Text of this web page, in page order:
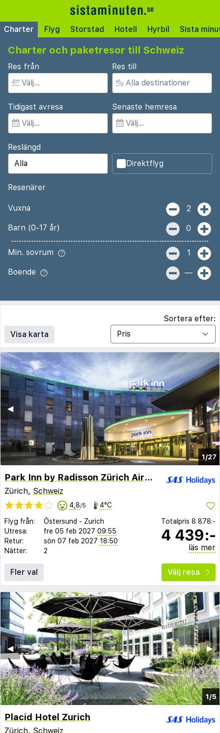
Charter Flyg Storstad Hotell Hyrbil Sista
Charter och paketresor till Schweiz
Res från Res till
Tidigast avresa Senaste hemresa
Reslängd
Direktflyg
Resenärer
Vuxna 2
Barn (0-17 år) 0
Min. sovrum 1
Boende —
Visa karta
Sortera efter:
1/27
▶︎
◀︎
Park Inn by Radisson Zürich Airport Hotel
Zürich, Schweiz
4,8/5 4°C
Flyg från: Östersund - Zurich
Utresa:
fre 05 feb 2027 09:55
Retur:
sön 07 feb 2027 18:50
Nätter:
2
Totalpris 8 878:-
4 439:-
läs mer
Fler val Välj resa
1/5
▶︎
◀︎
Placid Hotel Zurich
Zürich, Schweiz